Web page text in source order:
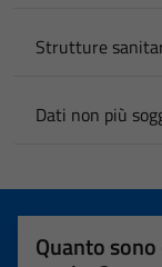
Strutture
Dati non più
Quanto